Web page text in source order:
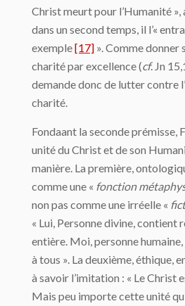
Christ meurt pour l’Humanité »,
dans un second temps, il l’«
exemple[17] ». Comme donner
charité par excellence (cf. Jn
demande donc de lutter contre
charité.
Fondaant la seconde prémisse,
unité du Christ et de son
manière. La première,
comme une « fonction
non pas comme une irréelle «
« Lui, Personne divine, contient
entière. Moi, personne
à tous ». La deuxième, éthique,
à savoir l’imitation : « Le Christ
Mais peu importe cette unité